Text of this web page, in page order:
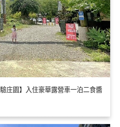
庄園】入住豪華露營車一泊二食醬